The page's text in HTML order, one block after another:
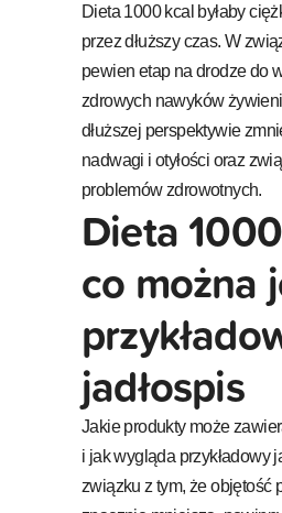
Dieta 1000 kcal byłaby
przez dłuższy czas. W
pewien etap na drodze do
zdrowych nawyków
dłuższej perspektywie
nadwagi i otyłości oraz
problemów zdrowotnych.
Dieta
co można
jadłospis
Jakie produkty może
i jak wygląda przykładowy
związku z tym, że objętość